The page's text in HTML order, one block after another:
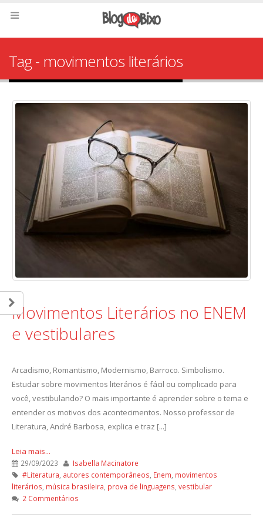
Tag - movimentos literários
Movimentos Literários no ENEM
e vestibulares
Arcadismo, Romantismo, Modernismo, Barroco. Simbolismo.
Estudar sobre movimentos literários é fácil ou complicado para
você, vestibulando? O mais importante é aprender sobre o tema e
entender os motivos dos acontecimentos. Nosso professor de
Literatura, André Barbosa, explica e traz [...]
Leia mais...
29/09/2023
Isabella Macinatore
#Literatura autores contemporâneos Enem movimentos
literários música brasileira prova de linguagens vestibular
2 Commentários